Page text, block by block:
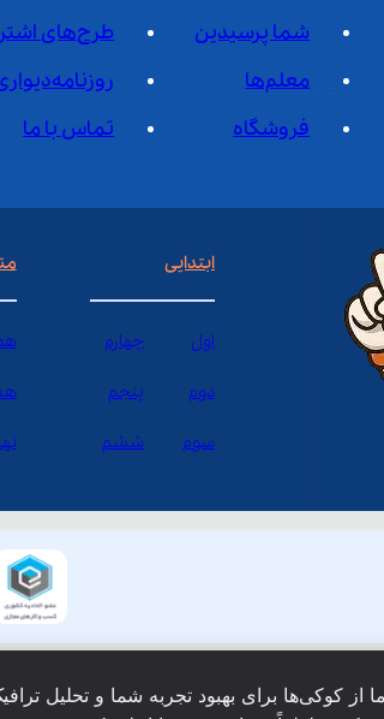
شما پرسیدین
طرح‌های
معلم‌ها
فروشگاه
تماس با ما
ابتدایی
اول چهارم
دوم پنجم
سوم ششم
ما از کوکی‌ها برای بهبود تجربه شما و تحلیل